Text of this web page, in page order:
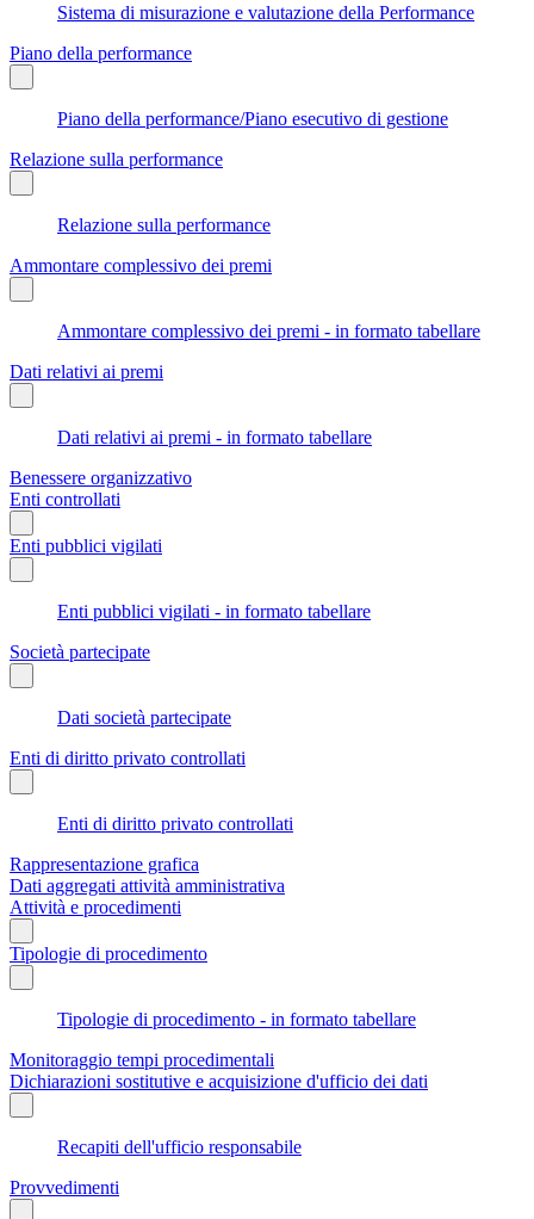
Sistema di misurazione e valutazione della Performance
Piano della performance
Piano della performance/Piano esecutivo di gestione
Relazione sulla performance
Relazione sulla performance
Ammontare complessivo dei premi
Ammontare complessivo dei premi - in formato tabellare
Dati relativi ai premi
Dati relativi ai premi - in formato tabellare
Benessere organizzativo
Enti controllati
Enti pubblici vigilati
Enti pubblici vigilati - in formato tabellare
Società partecipate
Dati società partecipate
Enti di diritto privato controllati
Enti di diritto privato controllati
Rappresentazione grafica
Dati aggregati attività amministrativa
Attività e procedimenti
Tipologie di procedimento
Tipologie di procedimento - in formato tabellare
Monitoraggio tempi procedimentali
Dichiarazioni sostitutive e acquisizione d'ufficio dei dati
Recapiti dell'ufficio responsabile
Provvedimenti